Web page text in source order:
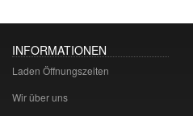
INFORMATIONEN
Laden Öffnungszeiten
Wir über uns